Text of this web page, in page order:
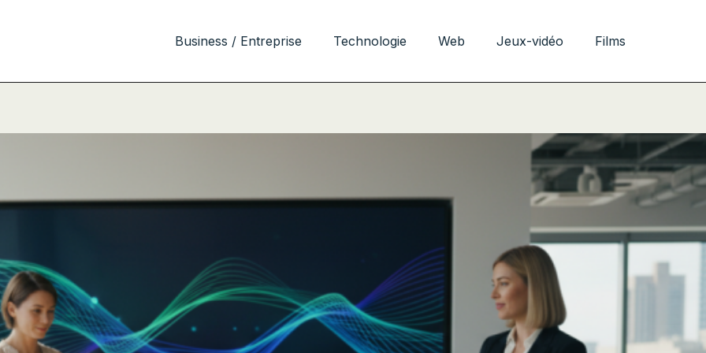
Business / Entreprise Technologie Web Jeux-vidéo Films